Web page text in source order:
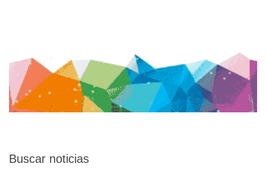
Buscar noticias